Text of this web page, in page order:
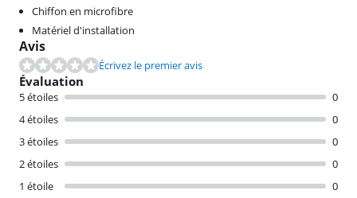
Chiffon en microfibre
Matériel d'installation
Avis
Écrivez le premier avis
Évaluation
5 étoiles
0
4 étoiles
0
3 étoiles
0
2 étoiles
0
1 étoile
0